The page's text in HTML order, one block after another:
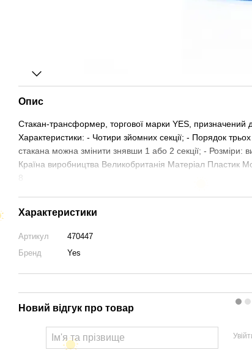
Опис
Стакан-трансформер, торгової марки YES, призначений
Характеристики: - Чотири зйомних секції; - Порядок
стакана можна змінити знявши 1 або 2 секції; - Розміри:
Країна виробництва Великобританія Матеріал Пластик
8
Характеристики
Артикул
470447
Бренд
Yes
Новий відгук про товар